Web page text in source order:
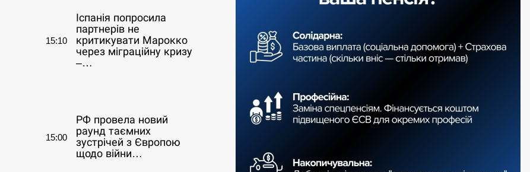
15:10
Іспанія попросила
партнерів не
критикувати Марокко
через міграційну кризу
–…
15:00
РФ провела новий
раунд таємних
зустрічей з Європою
щодо війни…